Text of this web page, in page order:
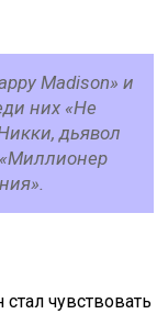
Madison» и
них «Не
дьявол
чувствовать